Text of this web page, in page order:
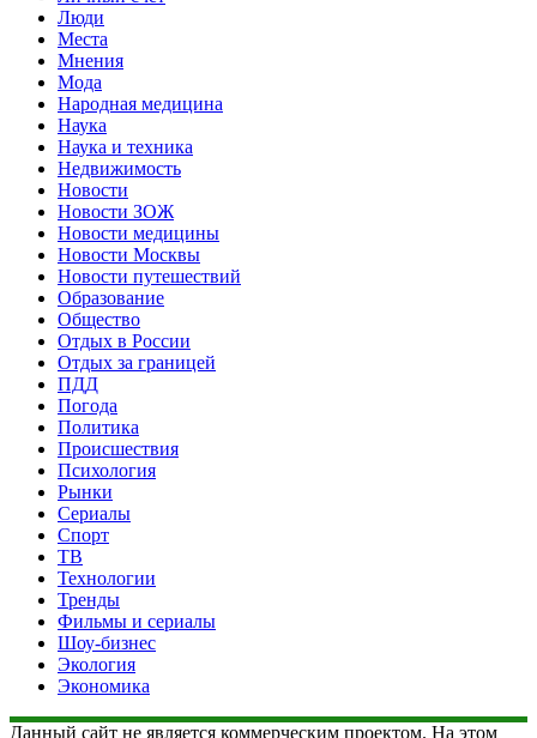
Люди
Места
Мнения
Мода
Народная медицина
Наука
Наука и техника
Недвижимость
Новости
Новости ЗОЖ
Новости медицины
Новости Москвы
Новости путешествий
Образование
Общество
Отдых в России
Отдых за границей
ПДД
Погода
Политика
Происшествия
Психология
Рынки
Сериалы
Спорт
ТВ
Технологии
Тренды
Фильмы и сериалы
Шоу-бизнес
Экология
Экономика
Данный сайт не является коммерческим проектом. На этом